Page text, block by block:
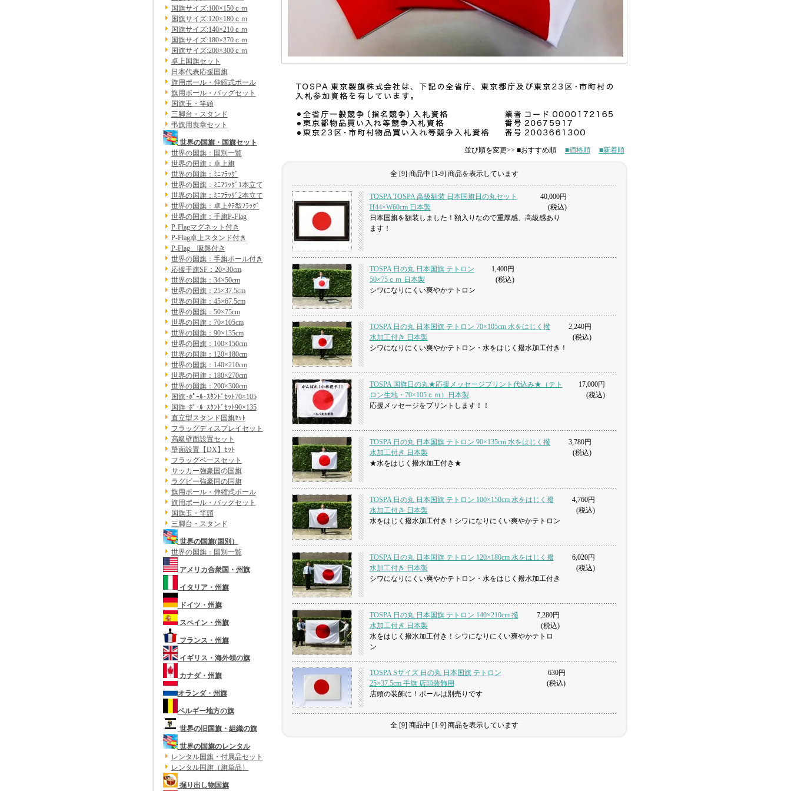
国旗サイズ:100×150ｃｍ
国旗サイズ:120×180ｃｍ
国旗サイズ:140×210ｃｍ
国旗サイズ:180×270ｃｍ
国旗サイズ:200×300ｃｍ
卓上国旗セット
日本代表応援国旗
旗用ポール・伸縮式ポール
旗用ポール・バッグセット
国旗玉・竿頭
三脚台・スタンド
弔旗用喪章セット
世界の国旗・国旗セット
世界の国旗：国別一覧
世界の国旗：卓上旗
世界の国旗：ﾐﾆﾌﾗｯｸﾞ
世界の国旗：ﾐﾆﾌﾗｯｸﾞ1本立て
世界の国旗：ﾐﾆﾌﾗｯｸﾞ2本立て
世界の国旗：卓上ﾀﾃ型ﾌﾗｯｸﾞ
世界の国旗：手旗P-Flag
P-Flagマグネット付き
P-Flag卓上スタンド付き
P-Flag 吸盤付き
世界の国旗：手旗ポール付き
応援手旗SF：20×30cm
世界の国旗：34×50cm
世界の国旗：25×37.5cm
世界の国旗：45×67.5cm
世界の国旗：50×75cm
世界の国旗：70×105cm
世界の国旗：90×135cm
世界の国旗：100×150cm
世界の国旗：120×180cm
世界の国旗：140×210cm
世界の国旗：180×270cm
世界の国旗：200×300cm
国旗･ﾎﾟｰﾙ･ｽﾀﾝﾄﾞｾｯﾄ70×105
国旗･ﾎﾟｰﾙ･ｽﾀﾝﾄﾞｾｯﾄ90×135
直立型スタンド国旗ｾｯﾄ
フラッグディスプレイセット
高級壁面設置セット
壁面設置【DX】ｾｯﾄ
フラッグベースセット
サッカー強豪国の国旗
ラグビー強豪国の国旗
旗用ポール・伸縮式ポール
旗用ポール・バッグセット
国旗玉・竿頭
三脚台・スタンド
世界の国旗(国別）
世界の国旗：国別一覧
アメリカ合衆国・州旗
イタリア・州旗
ドイツ・州旗
スペイン・州旗
フランス・州旗
イギリス・海外領の旗
カナダ・州旗
オランダ・州旗
ベルギー地方の旗
世界の旧国旗・組織の旗
世界の国旗のレンタル
レンタル国旗・付属品セット
レンタル国旗（旗単品）
掘り出し物国旗
並び順を変更>> ■おすすめ順 ■価格順 ■新着順
全 [9] 商品中 [1-9] 商品を表示しています
TOSPA TOSPA 高級額装 日本国旗日の丸セット
H44×W60cm 日本製
40,000円
(税込)
日本国旗を額装しました！額入りなので重厚感、高級感あり
ます！
TOSPA 日の丸 日本国旗 テトロン
50×75ｃｍ 日本製
1,400円
(税込)
シワになりにくい爽やかテトロン
TOSPA 日の丸 日本国旗 テトロン 70×105cm 水をはじく撥
水加工付き 日本製
2,240円
(税込)
シワになりにくい爽やかテトロン・水をはじく撥水加工付き！
TOSPA 国旗日の丸★応援メッセージプリント代込み★（テト
ロン生地・70×105ｃｍ）日本製
17,000円
(税込)
応援メッセージをプリントします！！
TOSPA 日の丸 日本国旗 テトロン 90×135cm 水をはじく撥
水加工付き 日本製
3,780円
(税込)
★水をはじく撥水加工付き★
TOSPA 日の丸 日本国旗 テトロン 100×150cm 水をはじく撥
水加工付き 日本製
4,760円
(税込)
水をはじく撥水加工付き！シワになりにくい爽やかテトロン
TOSPA 日の丸 日本国旗 テトロン 120×180cm 水をはじく撥
水加工付き 日本製
6,020円
(税込)
シワになりにくい爽やかテトロン・水をはじく撥水加工付き
TOSPA 日の丸 日本国旗 テトロン 140×210cm 撥
水加工付き 日本製
7,280円
(税込)
水をはじく撥水加工付き！シワになりにくい爽やかテトロ
ン
TOSPA Sサイズ 日の丸 日本国旗 テトロン
25×37.5cm 手旗 店頭装飾用
630円
(税込)
店頭の装飾に！ポールは別売りです
全 [9] 商品中 [1-9] 商品を表示しています